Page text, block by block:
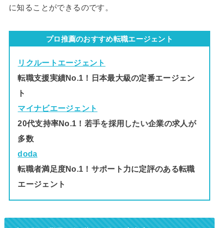
に知ることができるのです。
プロ推薦のおすすめ転職エージェント
リクルートエージェント
転職支援実績No.1！日本最大級の定番エージェン
ト
マイナビエージェント
20代支持率No.1！若手を採用したい企業の求人が
多数
doda
転職者満足度No.1！サポート力に定評のある転職
エージェント